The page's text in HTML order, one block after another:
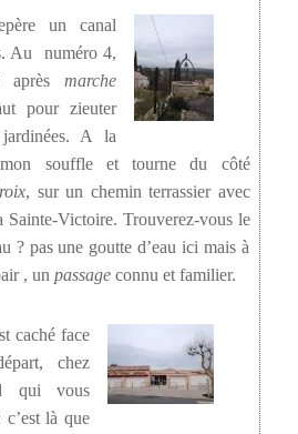
un canal
Au numéro 4,
après marche
pour zieuter
A la
souffle et tourne du côté
, sur un chemin terrassier avec
Sainte-Victoire. Trouverez-vous le
? pas une goutte d’eau ici mais à
, unpassage connu et familier.
caché face
chez
qui vous
là que